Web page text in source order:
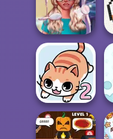
Papa's Freezeria
Nerd To Popular
Makeover Mania